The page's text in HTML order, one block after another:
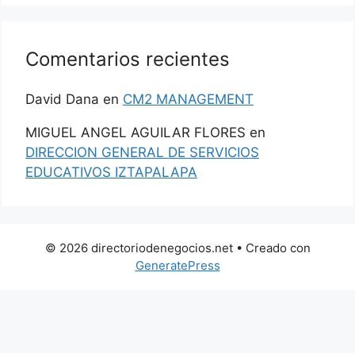
Comentarios recientes
David Dana en CM2 MANAGEMENT
MIGUEL ANGEL AGUILAR FLORES en
DIRECCION GENERAL DE SERVICIOS
EDUCATIVOS IZTAPALAPA
© 2026 directoriodenegocios.net• Creado con
GeneratePress